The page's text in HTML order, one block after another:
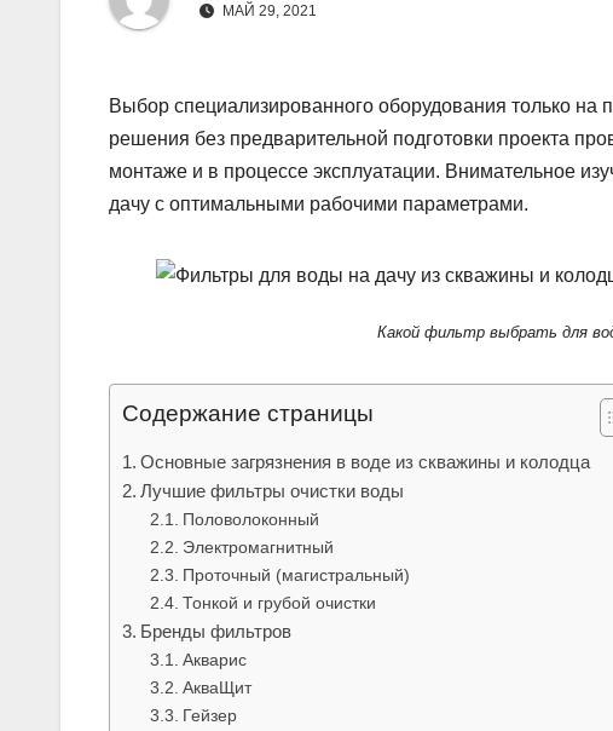
МАЙ 29, 2021
Выбор специализированного оборудования только
решения без предварительной подготовки проекта
монтаже и в процессе эксплуатации. Внимательное
дачу с оптимальными рабочими параметрами.
Какой фильтр выбрать для
Содержание страницы
Основные загрязнения в воде из скважины и колодца
Лучшие фильтры очистки воды
Половолоконный
Электромагнитный
Проточный (магистральный)
Тонкой и грубой очистки
Бренды фильтров
Акварис
АкваЩит
Гейзер